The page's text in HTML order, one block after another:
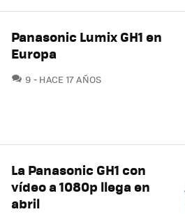
Panasonic Lumix GH1 en
Europa
9 COMENTARIOS
HACE 17 AÑOS
La Panasonic GH1 con
vídeo a 1080p llega en
abril